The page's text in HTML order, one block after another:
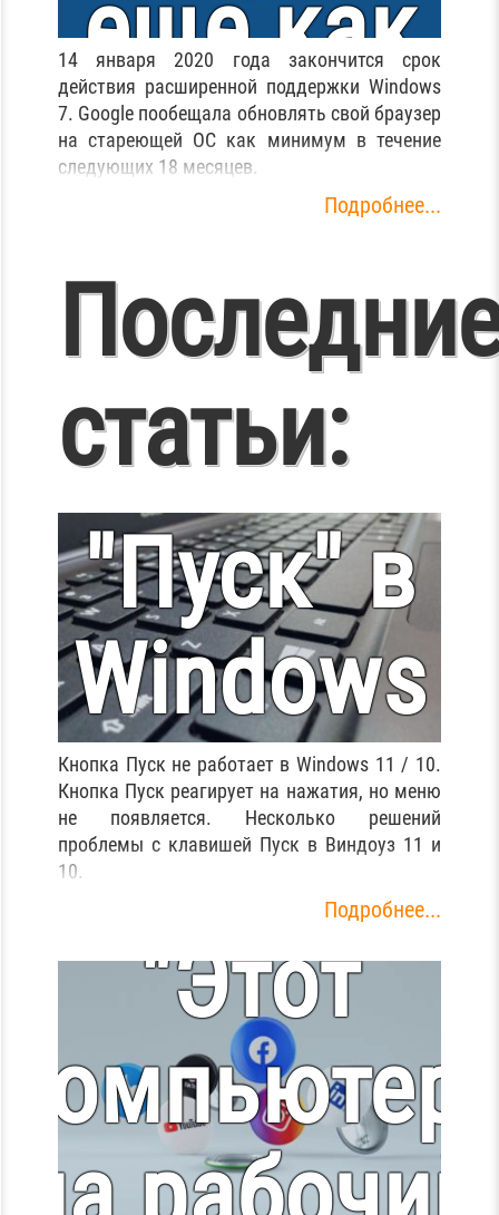
еще как
месяцев
14 января 2020 года закончится срок
действия расширенной поддержки Windows
7. Google пообещала обновлять свой браузер
на стареющей ОС как минимум в течение
следующих 18 месяцев.
Подробнее...
статьи:
работает
кнопка
"Пуск" в
Windows
11 / 10.
Решение
проблемы.
Кнопка Пуск не работает в Windows 11 / 10.
Кнопка Пуск реагирует на нажатия, но меню
не появляется. Несколько решений
проблемы с клавишей Пуск в Виндоуз 11 и
10.
Подробнее...
Как
вернуть
ярлык
"Этот
компьютер"